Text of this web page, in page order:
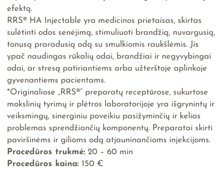
efektą.
RRS® HA Injectable yra medicinos prietaisas, skirtas
sulėtinti odos senėjimą, stimuliuoti brandžią, nuvargusią,
tonusą praradusią odą su smulkiomis raukšlėmis. Jis
ypač naudingas rūkalių odai, brandžiai ir negyvybingai
odai, ar stresą patiriantiems arba užterštoje aplinkoje
gyvenantiems pacientams.
*Originaliose „RRS®“ preparatų receptūrose, sukurtose
mokslinių tyrimų ir plėtros laboratorijoje yra išgrynintų ir
veiksmingų, sinerginiu poveikiu pasižyminčių ir kelias
problemas sprendžiančių komponentų. Preparatai skirti
paviršinėms ir gilioms odą atjauninančioms injekcijoms.
Procedūros trukmė: 20 – 60 min
Procedūros kaina: 150 €